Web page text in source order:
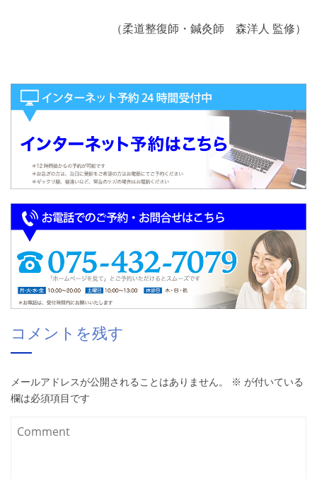
（柔道整復師・鍼灸師 森洋人 監修）
コメントを残す
メールアドレスが公開されることはありません。 ※ が付いている
欄は必須項目です